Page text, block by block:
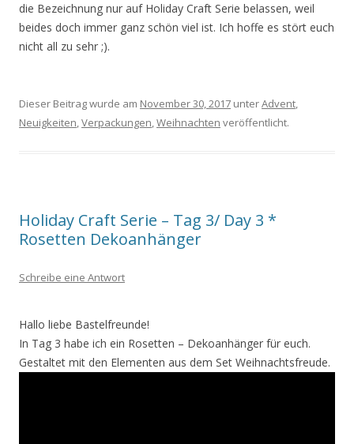
die Bezeichnung nur auf Holiday Craft Serie belassen, weil
beides doch immer ganz schön viel ist. Ich hoffe es stört euch
nicht all zu sehr ;).
Dieser Beitrag wurde am November 30, 2017 unterAdvent,
Neuigkeiten,Verpackungen,Weihnachten veröffentlicht.
Holiday Craft Serie – Tag 3/ Day 3 *
Rosetten Dekoanhänger
Schreibe eine Antwort
Hallo liebe Bastelfreunde!
In Tag 3 habe ich ein Rosetten – Dekoanhänger für euch.
Gestaltet mit den Elementen aus dem Set Weihnachtsfreude.